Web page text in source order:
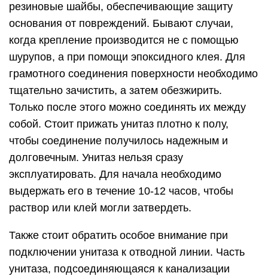
резиновые шайбы, обеспечивающие защиту
основания от повреждений. Бывают случаи,
когда крепление производится не с помощью
шурупов, а при помощи эпоксидного клея. Для
грамотного соединения поверхности необходимо
тщательно зачистить, а затем обезжирить.
Только после этого можно соединять их между
собой. Стоит прижать унитаз плотно к полу,
чтобы соединение получилось надежным и
долговечным. Унитаз нельзя сразу
эксплуатировать. Для начала необходимо
выдержать его в течение 10-12 часов, чтобы
раствор или клей могли затвердеть.
Также стоит обратить особое внимание при
подключении унитаза к отводной линии. Часть
унитаза, подсоединяющаяся к канализации